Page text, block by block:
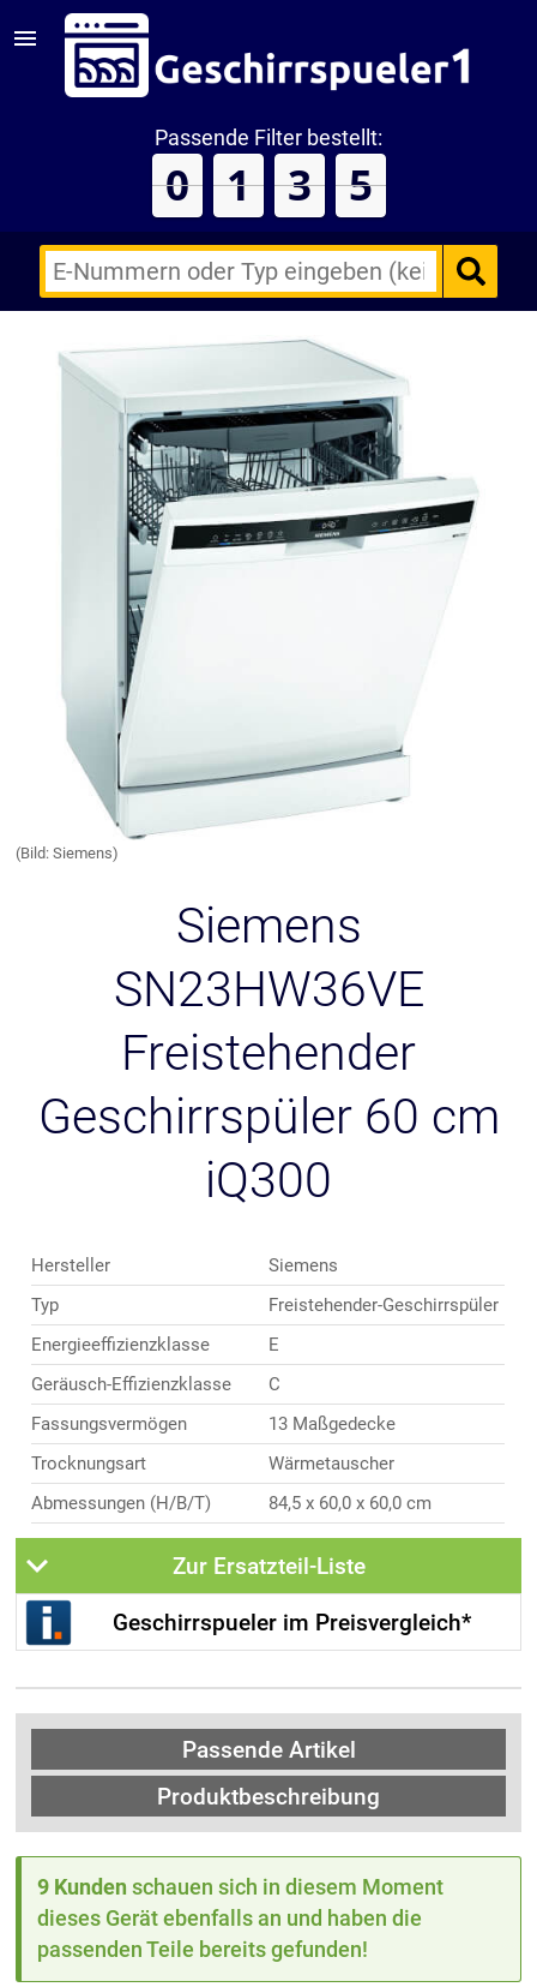
Passende Filter bestellt:
0 1 3 5
oder
Zubehörs
Sonderzeichen)
(Bild: Siemens)
Siemens
SN23HW36VE
Freistehender
Geschirrspüler 60 cm
iQ300
Hersteller
Siemens
Typ
Freistehender-Geschirrspüler
Energieeffizienzklasse
E
Geräusch-Effizienzklasse
C
Fassungsvermögen
13 Maßgedecke
Trocknungsart
Wärmetauscher
Abmessungen (H/B/T)
84,5 x 60,0 x 60,0 cm
Zur Ersatzteil-Liste
Geschirrspueler im Preisvergleich*
Passende Artikel
Produktbeschreibung
9 Kunden schauen sich in diesem Moment
dieses Gerät ebenfalls an und haben die
passenden Teile bereits gefunden!